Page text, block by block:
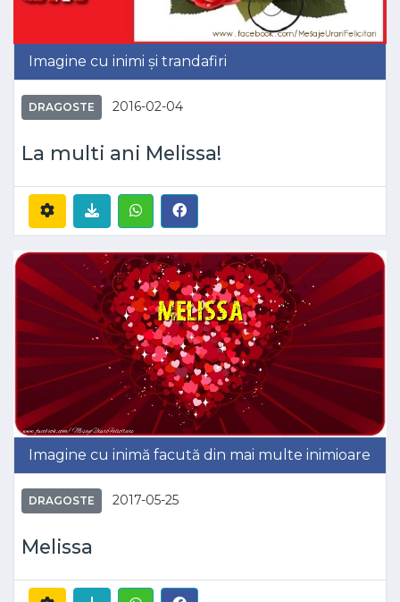
Imagine cu inimi și trandafiri
DRAGOSTE 2016-02-04
La multi ani Melissa!
Imagine cu inimă facută din mai multe inimioare
DRAGOSTE 2017-05-25
Melissa